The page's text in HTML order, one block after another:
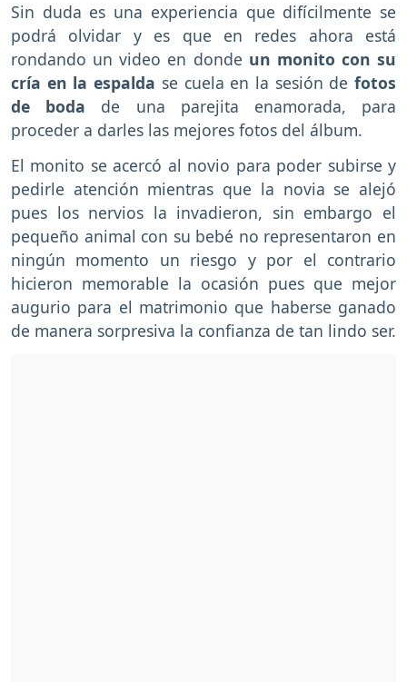
Sin duda es una experiencia que difícilmente se
podrá olvidar y es que en redes ahora está
rondando un video en donde un monito con su
cría en la espalda se cuela en la sesión defotos
de boda de una parejita enamorada, para
proceder a darles las mejores fotos del álbum.
El monito se acercó al novio para poder subirse y
pedirle atención mientras que la novia se alejó
pues los nervios la invadieron, sin embargo el
pequeño animal con su bebé no representaron en
ningún momento un riesgo y por el contrario
hicieron memorable la ocasión pues que mejor
augurio para el matrimonio que haberse ganado
de manera sorpresiva la confianza de tan lindo ser.